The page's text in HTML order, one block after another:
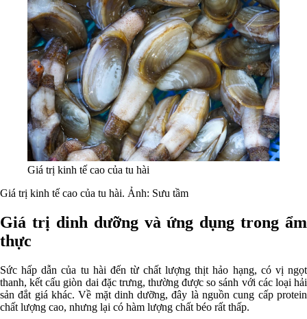
Giá trị kinh tế cao của tu hài
Giá trị kinh tế cao của tu hài. Ảnh: Sưu tầm
Giá trị dinh dưỡng và ứng dụng trong ẩm
thực
Sức hấp dẫn của tu hài đến từ chất lượng thịt hảo hạng, có vị ngọt
thanh, kết cấu giòn dai đặc trưng, thường được so sánh với các loại hải
sản đắt giá khác. Về mặt dinh dưỡng, đây là nguồn cung cấp protein
chất lượng cao, nhưng lại có hàm lượng chất béo rất thấp.